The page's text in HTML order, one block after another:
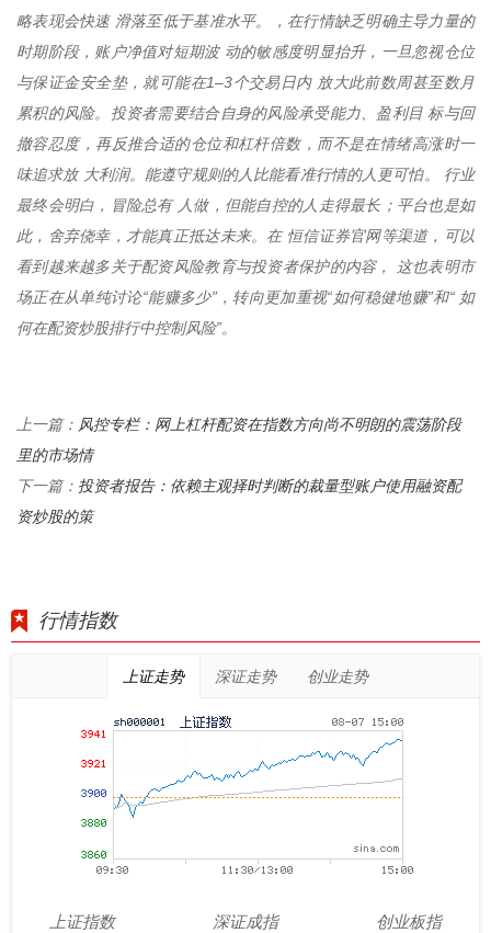
略表现会快速 滑落至低于基准水平。，在行情缺乏明确主导力量的
时期阶段，账户净值对短期波 动的敏感度明显抬升，一旦忽视仓位
与保证金安全垫，就可能在1–3个交易日内 放大此前数周甚至数月
累积的风险。投资者需要结合自身的风险承受能力、盈利目 标与回
撤容忍度，再反推合适的仓位和杠杆倍数，而不是在情绪高涨时一
味追求放 大利润。能遵守规则的人比能看准行情的人更可怕。 行业
最终会明白，冒险总有 人做，但能自控的人走得最长；平台也是如
此，舍弃侥幸，才能真正抵达未来。在 恒信证券官网等渠道，可以
看到越来越多关于配资风险教育与投资者保护的内容， 这也表明市
场正在从单纯讨论“能赚多少”，转向更加重视“如何稳健地赚”和“ 如
何在配资炒股排行中控制风险”。
上一篇： 风控专栏：网上杠杆配资在指数方向尚不明朗的震荡阶段
里的市场情
下一篇： 投资者报告：依赖主观择时判断的裁量型账户使用融资配
资炒股的策
行情指数
上证走势 深证走势 创业走势
上证指数
深证成指
创业板指